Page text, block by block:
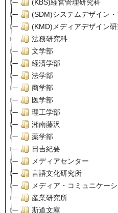
(KBS)経営管理研究科
(SDM)システムデザイン
(KMD)メディアデザイン
法務研究科
文学部
経済学部
法学部
商学部
医学部
理工学部
湘南藤沢
薬学部
日吉紀要
メディアセンター
言語文化研究所
メディア・コミュニケー
産業研究所
斯道文庫